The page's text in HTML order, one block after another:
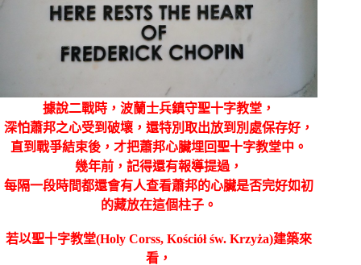
據說二戰時，波蘭士兵鎮守聖十字教堂，
深怕蕭邦之心受到破壞，還特別取出放到別處保存好，
直到戰爭結束後，才把蕭邦心臟埋回聖十字教堂中。
幾年前，記得還有報導提過，
每隔一段時間都還會有人查看蕭邦的心臟是否完好如初
的藏放在這個柱子。
若以聖十字教堂(Holy Corss, Kościół św. Krzyża)建築來
看，